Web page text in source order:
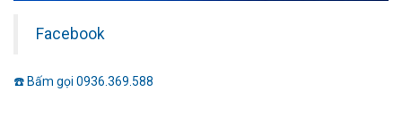
Facebook
☎️ Bấm gọi 0936.369.588